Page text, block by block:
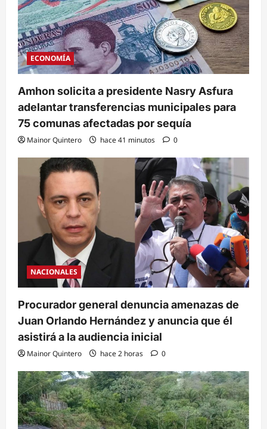
ECONOMÍA
Amhon solicita a presidente Nasry Asfura
adelantar transferencias municipales para
75 comunas afectadas por sequía
Mainor Quintero hace 41 minutos 0
NACIONALES
Procurador general denuncia amenazas de
Juan Orlando Hernández y anuncia que él
asistirá a la audiencia inicial
Mainor Quintero hace 2 horas 0